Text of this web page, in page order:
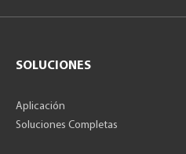
SOLUCIONES
Aplicación
Soluciones Completas